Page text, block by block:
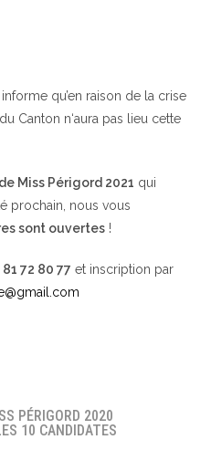
qu’en raison de la crise
Canton n‘aura pas lieu cette
Miss Périgord 2021 qui
prochain, nous vous
sont ouvertes !
72 80 77 et inscription par
PÉRIGORD 2020
10 CANDIDATES